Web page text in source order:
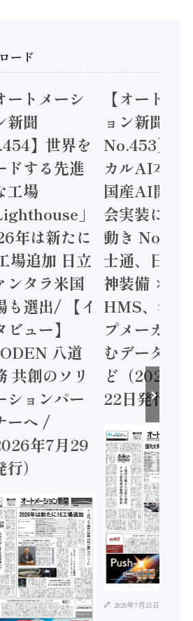
ード
ートメーシ
新聞
】世界を
ドする先進
工場
」
年は新たに
場追加 日立
ンタラ米国
も選出/ 【イ
ビュー】
八道
共創のソリ
ションパー
ーへ /
年7月29
）
【オートメ
ョン新聞
No.453】フ
カルAI本格
国産AI開発
会実装に活
動き
士通、日立
神装備 ×
HMS、老舗
プメーカー
むデータ活
ど（2026年
22日発行）
2026年7月21日